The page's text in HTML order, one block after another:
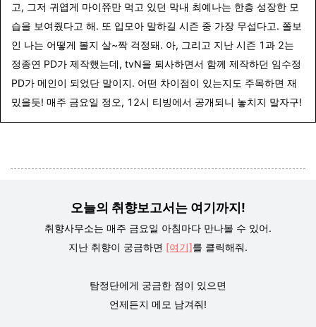
고, 그저 귀엽게 마이쮸만 먹고 있던 막내 최예나는 한층 성장한 모
습을 보여줬다고 해. 또 입모아 말하길 시즌 중 가장 무섭다고. 쫄보
인 나는 어떻게 볼지 살~짝 걱정돼. 아, 그리고 지난 시즌 1과 2는
정종연 PD가 제작했는데, tvN을 퇴사하면서 함께 제작하던 임수정
PD가 메인이 되었단 말이지. 어떤 차이점이 있는지도 주목하면 재
밌을듯! 매주 금요일 정오, 12시 티빙에서 공개되니 놓치지 말자구!
오늘의 취향보고서는 여기까지!
취향사무소는 매주 금요일 아침마다 만나볼 수 있어.
지난 취향이 궁금하면 [여기]를 클릭해줘.
탐정단에게 궁금한 점이 있으면
언제든지 메모 남겨줘!